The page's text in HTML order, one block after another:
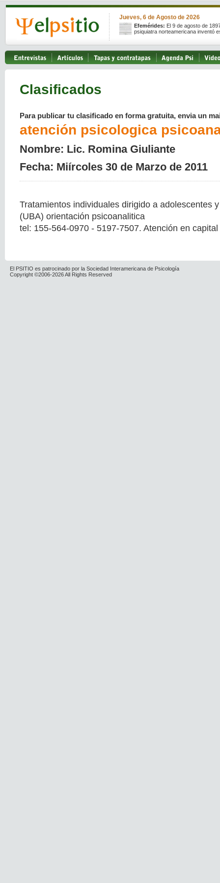
Jueves, 6 de Agosto de 2026
Efemérides: El 9 de agosto de
psiquiatra norteamericana inventó
Clasificados
Para publicar tu clasificado en forma gratuita, envia un
atención psicologica
Nombre: Lic. Romina Giuliante
Fecha: Miírcoles 30 de Marzo de 2011
Tratamientos individuales dirigido a adolescentes
(UBA) orientación psicoanalitica
tel: 155-564-0970 - 5197-7507. Atención en
El PSITIO es patrocinado por la Sociedad Interamericana de Psicología
Copyright ©2006-2026 All Rights Reserved